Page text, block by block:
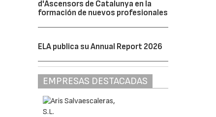
d'Ascensors de Catalunya en la
formación de nuevos profesionales
ELA publica su Annual Report 2026
EMPRESAS DESTACADAS